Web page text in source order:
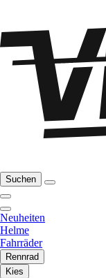
Suchen
Neuheiten
Helme
Fahrräder
Rennrad
Kies